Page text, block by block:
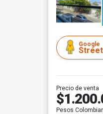
Google
Precio de venta
Pesos